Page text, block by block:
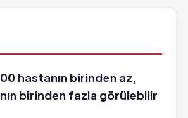
hastanın birinden az,
birinden fazla görülebilir